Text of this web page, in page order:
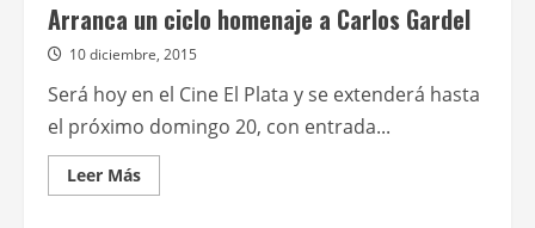
Arranca un ciclo homenaje a Carlos Gardel
10 diciembre, 2015
Será hoy en el Cine El Plata y se extenderá hasta
el próximo domingo 20, con entrada...
Leer MásLeer
más